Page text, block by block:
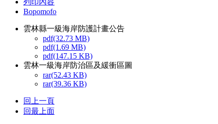
Bopomofo
雲林縣一級海岸防護計畫公告
pdf(32.73 MB)
pdf(1.69 MB)
pdf(147.15 KB)
雲林一級海岸防治區及緩衝區圖
rar(52.43 KB)
rar(39.36 KB)
回上一頁
回最上面